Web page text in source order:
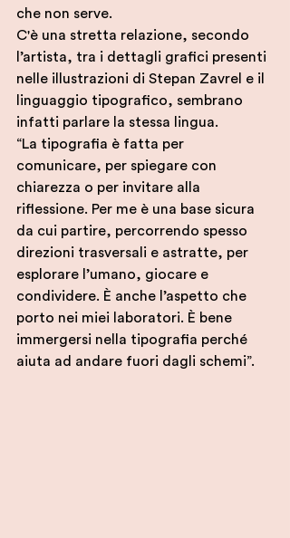
che non serve.
C'è una stretta relazione, secondo
l’artista, tra i dettagli grafici presenti
nelle illustrazioni di Stepan Zavrel e il
linguaggio tipografico, sembrano
infatti parlare la stessa lingua.
“La tipografia è fatta per
comunicare, per spiegare con
chiarezza o per invitare alla
riflessione. Per me è una base sicura
da cui partire, percorrendo spesso
direzioni trasversali e astratte, per
esplorare l’umano, giocare e
condividere. È anche l’aspetto che
porto nei miei laboratori. È bene
immergersi nella tipografia perché
aiuta ad andare fuori dagli schemi”.